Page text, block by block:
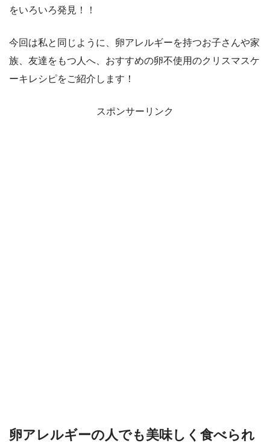
をいろいろ発見！！
今回は私と同じように、卵アレルギーを持つお子さんや家
族、友達をもつ人へ、おすすめの卵不使用のクリスマスケ
ーキレシピをご紹介します！
スポンサーリンク
卵アレルギーの人でも美味しく食べられ